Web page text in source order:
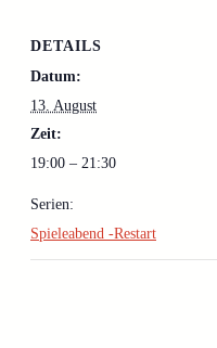
DETAILS
Datum:
13. August
Zeit:
19:00 – 21:30
Serien:
Spieleabend -Restart